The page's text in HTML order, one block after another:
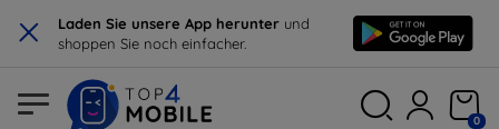
× Laden Sie unsere App herunter und
shoppen Sie noch einfacher.
0